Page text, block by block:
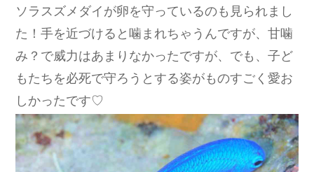
ソラスズメダイが卵を守っているのも見られまし
た！手を近づけると噛まれちゃうんですが、甘噛
み？で威力はあまりなかったですが、でも、子ど
もたちを必死で守ろうとする姿がものすごく愛お
しかったです♡